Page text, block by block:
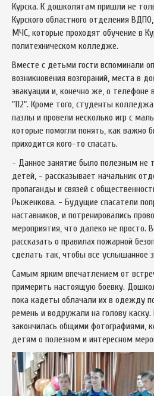
Курска. К дошколятам пришли не
Курского областного отделения
МЧС, которые проходят обучение в
политехническом колледже.
Вместе с детьми гости вспоминали
возникновения возгораний, места в
эвакуации и, конечно же, о телефоне
"112". Кроме того, студенты
пазлы и провели несколько игр с
которые помогли понять, как важно
приходится кого-то спасать.
- Данное занятие было полезным не
детей, - рассказывает начальник
пропаганды и связей с
Рыженкова. - Будущие спасатели
наставников, и потренировались
мероприятия, что далеко не просто.
рассказать о правилах пожарной
сделать так, чтобы все услышанное
Самым ярким впечатлением от
примерить настоящую боевку.
пока кадеты облачали их в одежду
ремень и водружали на голову
закончилась общими фотографиями,
детям о полезном и интересном